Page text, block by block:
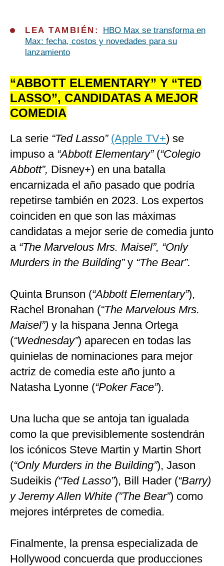
LEA TAMBIÉN:
HBO Max se transforma en
Max: fecha, costos y novedades para su
lanzamiento
“ABBOTT ELEMENTARY” Y “TED
LASSO”, CANDIDATAS A MEJOR
COMEDIA
La serie “Ted Lasso” (Apple TV+) se
impuso a “Abbott Elementary”(“Colegio
Abbott”, Disney+) en una batalla
encarnizada el año pasado que podría
repetirse también en 2023. Los expertos
coinciden en que son las máximas
candidatas a mejor serie de comedia junto
a“The Marvelous Mrs. Maisel”, “Only
Murders in the Building”y “The Bear”.
Quinta Brunson (“Abbott Elementary”),
Rachel Bronahan (“The Marvelous Mrs.
Maisel”) y la hispana Jenna Ortega
(“Wednesday”) aparecen en todas las
quinielas de nominaciones para mejor
actriz de comedia este año junto a
Natasha Lyonne (“Poker Face”).
Una lucha que se antoja tan igualada
como la que previsiblemente sostendrán
los icónicos Steve Martin y Martin Short
(“Only Murders in the Building”), Jason
Sudeikis (“Ted Lasso”), Bill Hader (“Barry)
y Jeremy Allen White (”The Bear”) como
mejores intérpretes de comedia.
Finalmente, la prensa especializada de
Hollywood concuerda que producciones